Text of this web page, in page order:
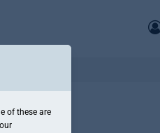
of these are